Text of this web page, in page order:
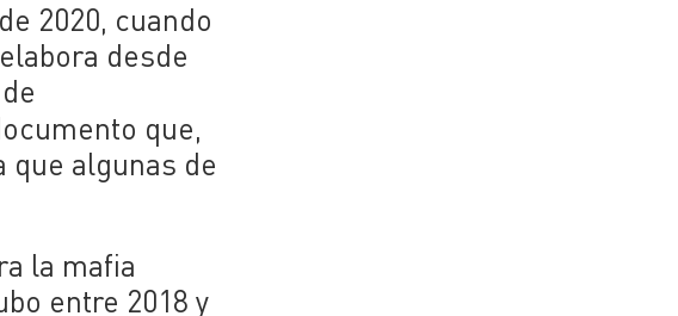
2020, cuando
desde
que,
algunas de
la mafia
entre 2018 y